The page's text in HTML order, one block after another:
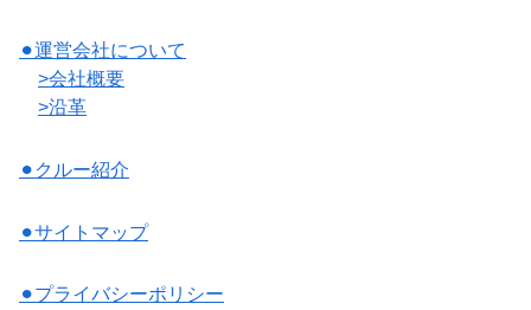
⚫︎運営会社について
>会社概要
>沿革
⚫︎クルー紹介
⚫︎サイトマップ
⚫︎プライバシーポリシー